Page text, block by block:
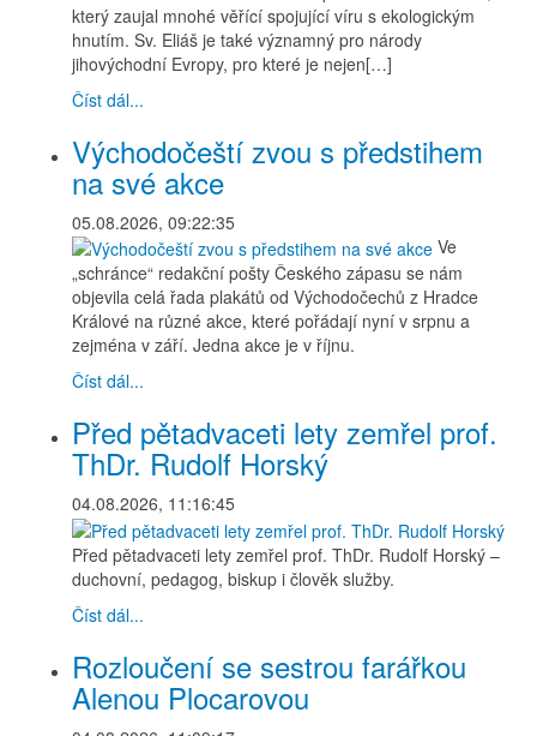
který zaujal mnohé věřící spojující víru s ekologickým
hnutím. Sv. Eliáš je také významný pro národy
jihovýchodní Evropy, pro které je nejen[…]
Číst dál...
Východočeští zvou s předstihem
na své akce
05.08.2026, 09:22:35
Ve
„schránce“ redakční pošty Českého zápasu se nám
objevila celá řada plakátů od Východočechů z Hradce
Králové na různé akce, které pořádají nyní v srpnu a
zejména v září. Jedna akce je v říjnu.
Číst dál...
Před pětadvaceti lety zemřel prof.
ThDr. Rudolf Horský
04.08.2026, 11:16:45
Před pětadvaceti lety zemřel prof. ThDr. Rudolf Horský –
duchovní, pedagog, biskup i člověk služby.
Číst dál...
Rozloučení se sestrou farářkou
Alenou Plocarovou